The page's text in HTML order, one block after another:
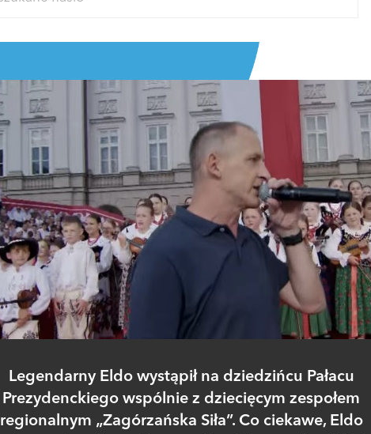
Legendarny Eldo wystąpił na dziedzińcu Pałacu
Prezydenckiego wspólnie z dziecięcym zespołem
regionalnym „Zagórzańska Siła”. Co ciekawe, Eldo